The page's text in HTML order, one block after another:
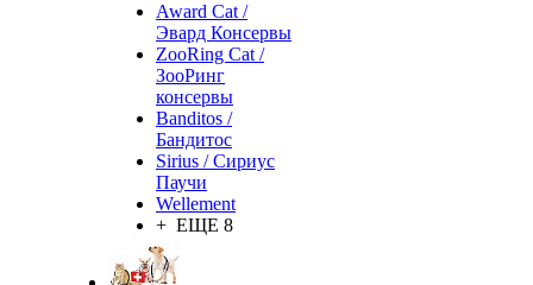
Award Cat /
Эвард Консервы
ZooRing Cat /
ЗооРинг
консервы
Banditos /
Бандитос
Sirius / Сириус
Паучи
Wellement
+ ЕЩЕ 8